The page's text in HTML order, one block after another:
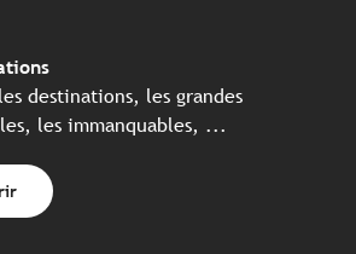
destinations, les grandes
les immanquables, ...